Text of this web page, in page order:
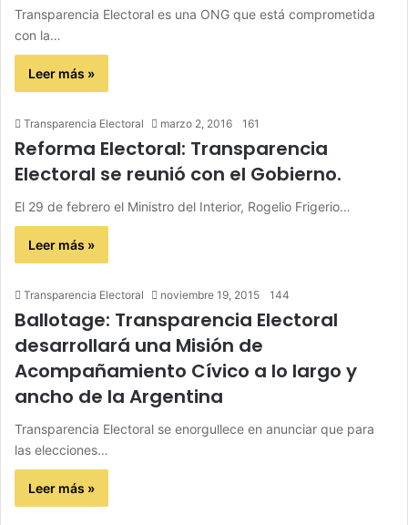
Transparencia Electoral es una ONG que está comprometida
con la…
Leer más »
Transparencia Electoral marzo 2, 2016 161
Reforma Electoral: Transparencia
Electoral se reunió con el Gobierno.
El 29 de febrero el Ministro del Interior, Rogelio Frigerio…
Leer más »
Transparencia Electoral noviembre 19, 2015 144
Ballotage: Transparencia Electoral
desarrollará una Misión de
Acompañamiento Cívico a lo largo y
ancho de la Argentina
Transparencia Electoral se enorgullece en anunciar que para
las elecciones…
Leer más »